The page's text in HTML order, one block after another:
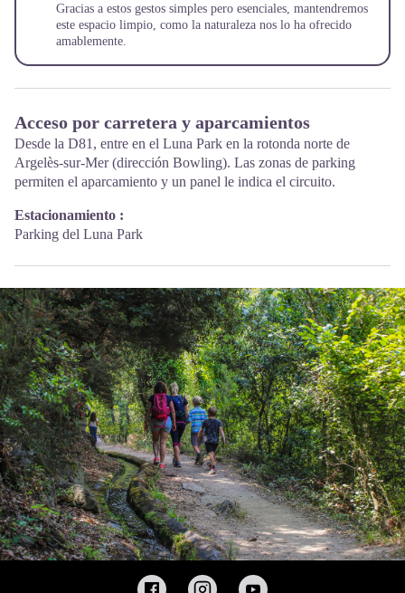
Gracias a estos gestos simples pero esenciales, mantendremos
este espacio limpio, como la naturaleza nos lo ha ofrecido
amablemente.
Acceso por carretera y aparcamientos
Desde la D81, entre en el Luna Park en la rotonda norte de
Argelès-sur-Mer (dirección Bowling). Las zonas de parking
permiten el aparcamiento y un panel le indica el circuito.
Estacionamiento :
Parking del Luna Park